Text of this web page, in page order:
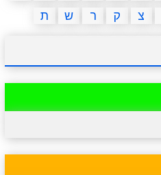
פוקימון גו מצא הבדלים
אשליות חדשות
צ ק ר ש ת